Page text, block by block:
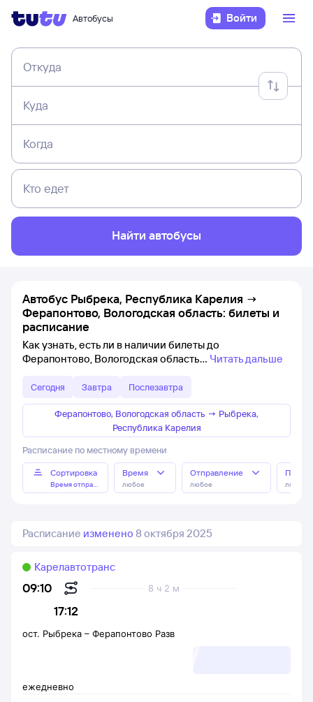
Автобусы Войти
Откуда
Куда
Когда
Кто едет
Найти автобусы
Автобус Рыбрека, Республика Карелия →
Ферапонтово, Вологодская область: билеты и
расписание
Как узнать, есть ли в наличии билеты до
Ферапонтово, Вологодская область
Читать дальше
Сегодня Завтра Послезавтра
Ферапонтово, Вологодская область → Рыбрека,
Республика Карелия
Расписание по местному времени
Сортировка
Время отправления
Время
любое
Отправление
любое любое
Расписание изменено 8 октября 2025
09:10
17:12
8 ч 2 м
Карелавтотранс
ежедневно
ост. Рыбрека – Ферапонтово Разв